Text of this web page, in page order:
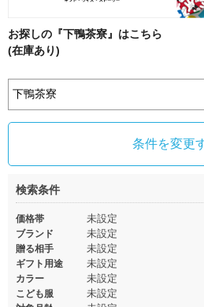
お探しの『下鴨茶寮』はこちら
(在庫あり)
条件を変更
検索条件
価格帯 未設定
ブランド 未設定
贈る相手 未設定
ギフト用途 未設定
カラー 未設定
こども服 未設定